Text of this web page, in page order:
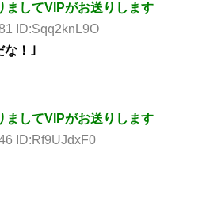
ましてVIPがお送りします
ID:Sqq2knL9O
な！｣
ましてVIPがお送りします
ID:Rf9UJdxF0